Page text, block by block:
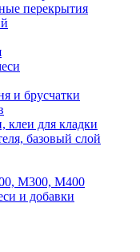
перекрытия
и брусчатки
клеи для кладки
базовый слой
М300, М400
и добавки